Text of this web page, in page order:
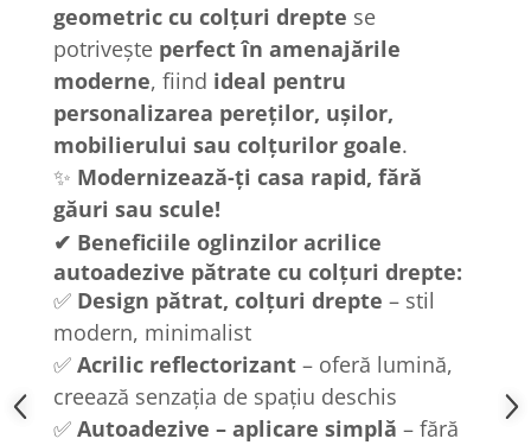
geometric cu colțuri drepte se
potrivește perfect în amenajările
moderne, fiind ideal pentru
personalizarea pereților, ușilor,
mobilierului sau colțurilor goale.
✨ Modernizează-ți casa rapid, fără
găuri sau scule!
✔ Beneficiile oglinzilor acrilice
autoadezive pătrate cu colțuri drepte:
✅ Design pătrat, colțuri drepte – stil
modern, minimalist
✅ Acrilic reflectorizant – oferă lumină,
creează senzația de spațiu deschis
✅ Autoadezive – aplicare simplă – fără